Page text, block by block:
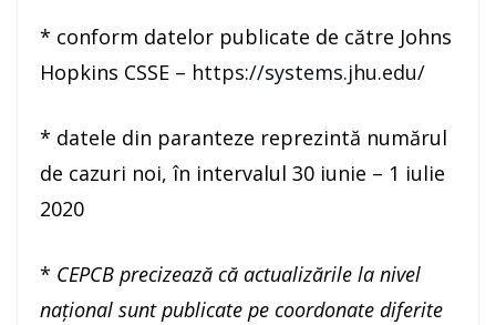
* conform datelor publicate de către Johns
Hopkins CSSE – https://systems.jhu.edu/
* datele din paranteze reprezintă numărul
de cazuri noi, în intervalul 30 iunie – 1 iulie
2020
* CEPCB precizează că actualizările la nivel
național sunt publicate pe coordonate diferite